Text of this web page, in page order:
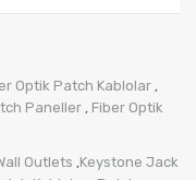
Optik Patch Kablolar ,
Paneller , Fiber Optik
Outlets ,Keystone Jack